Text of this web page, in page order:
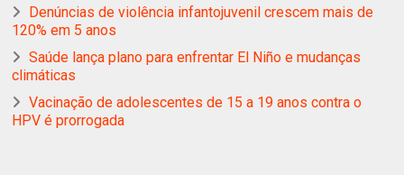
Denúncias de violência infantojuvenil crescem mais de
120% em 5 anos
Saúde lança plano para enfrentar El Niño e mudanças
climáticas
Vacinação de adolescentes de 15 a 19 anos contra o
HPV é prorrogada